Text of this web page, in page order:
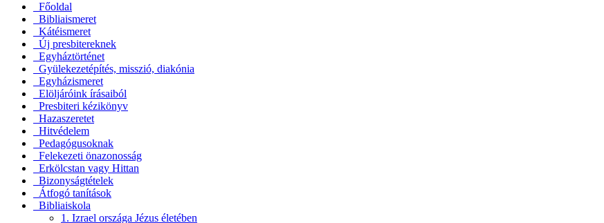
Főoldal
Bibliaismeret
Kátéismeret
Új presbitereknek
Egyháztörténet
Gyülekezetépítés, misszió, diakónia
Egyházismeret
Elöljáróink írásaiból
Presbiteri kézikönyv
Hazaszeretet
Hitvédelem
Pedagógusoknak
Felekezeti önazonosság
Erkölcstan vagy Hittan
Bizonyságtételek
Átfogó tanítások
Bibliaiskola
1. Izrael országa Jézus életében